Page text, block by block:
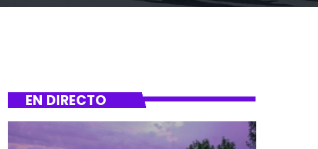
EN DIRECTO